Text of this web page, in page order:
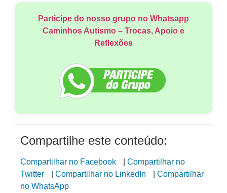
Participe do nosso grupo no Whatsapp
Caminhos Autismo – Trocas, Apoio e
Reflexões
Compartilhe este conteúdo:
Compartilhar no Facebook
Compartilhar no
Twitter
Compartilhar no LinkedIn
Compartilhar
no WhatsApp